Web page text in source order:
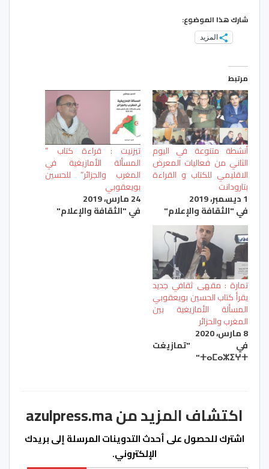
شارك هذا الموضوع:
المزيد
مرتبط
أنشطة متنوعة في اليوم
الثاني من فعاليات المعرض
الاقليمي للكتاب و القراءة
بتارودانت‎
1 ديسمبر، 2019
في "الثقافة والإعلام"
تيزنيت : قراءة كتاب ”
المسألة الأمازيغية في
المغرب والجزائر” للحسين
بويعقوبي
24 مارس، 2019
في "الثقافة والإعلام"
تمارة : مقهى ثقافي جديد
يقرأ كتاب الحسين بويعقوبي
المسألة الأمازيغية بين
المغرب والحزائر
8 مارس، 2020
في "تمازيغت
ⵜⴰⵎⴰⵣⵉⵖⵜ"
اكتشاف المزيد من azulpress.ma
اشترك للحصول على أحدث التدوينات المرسلة إلى بريدك
الإلكتروني.